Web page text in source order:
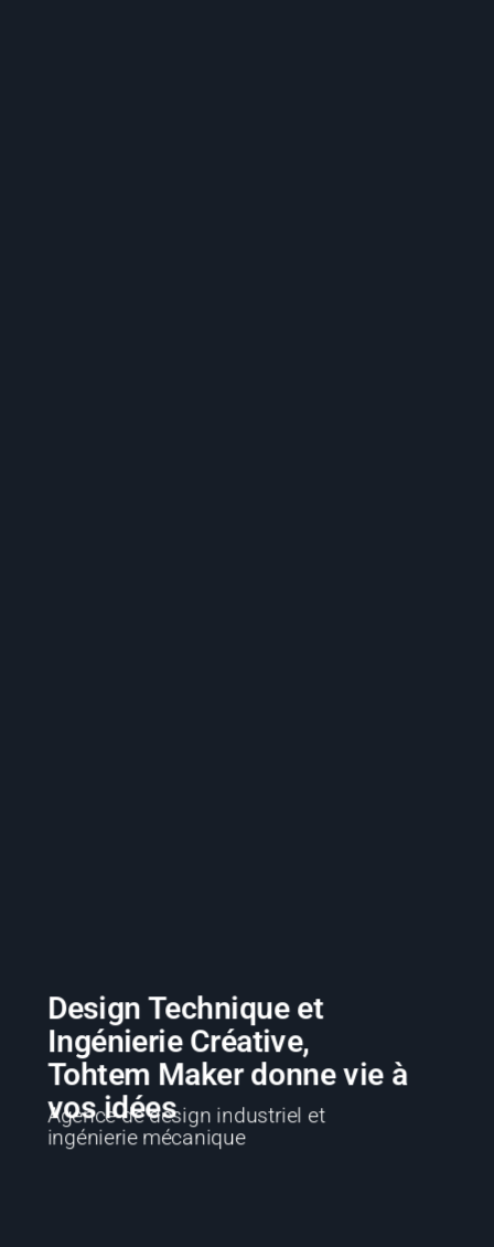
Design Technique et
Ingénierie Créative,
Tohtem Maker donne vie à
vos idées
Agence de design industriel et
ingénierie mécanique